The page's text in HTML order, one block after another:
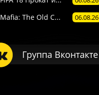
Mafia: The Old C... 06.08.26
Группа Вконтакте